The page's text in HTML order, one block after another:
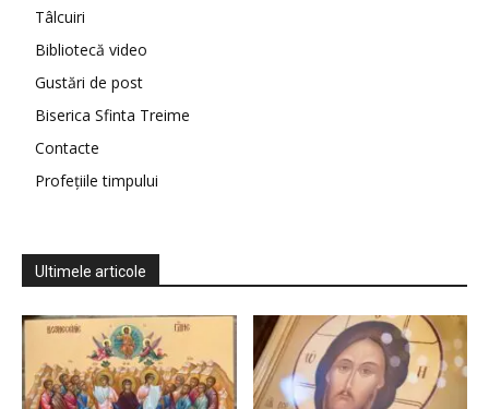
Tâlcuiri
Bibliotecă video
Gustări de post
Biserica Sfinta Treime
Contacte
Profețiile timpului
Ultimele articole